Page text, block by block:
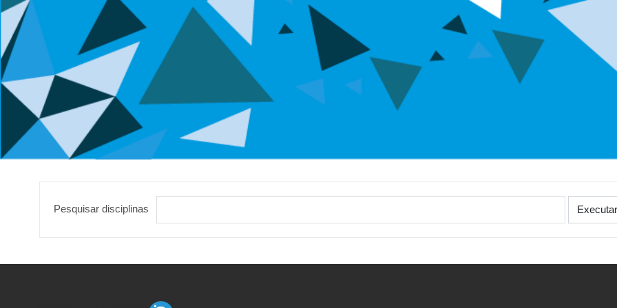
Pesquisar disciplinas Executar